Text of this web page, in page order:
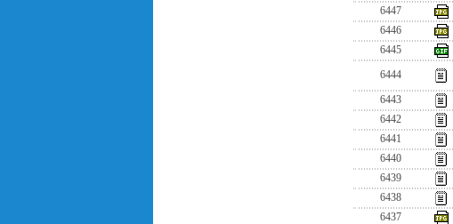
6447
6446
6445
6444
6443
6442
6441
6440
6439
6438
6437